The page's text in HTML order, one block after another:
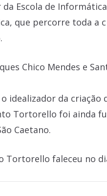
da Escola de
que percorre toda a
Chico Mendes e
o idealizador da
Tortorello foi ainda
Caetano.
Tortorello faleceu no